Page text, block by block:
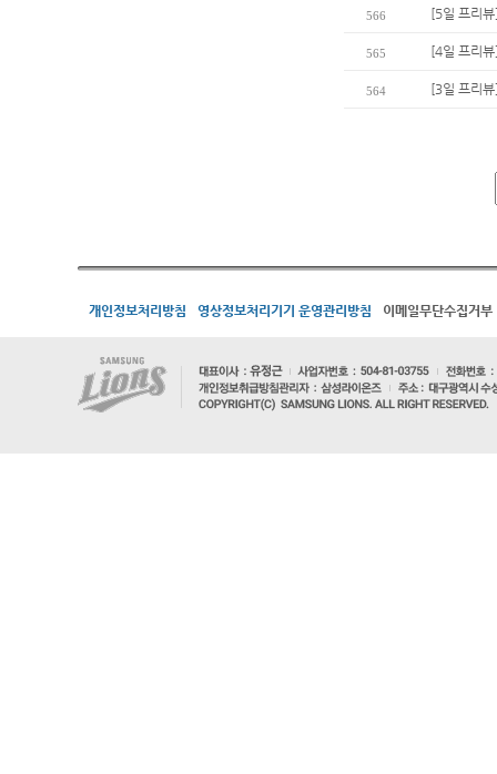
566 [5일 프리
565 [4일 프리
564 [3일 프리
개인정보처리방침 영상정보처리기기 운영관리방침 이메일무단수집거부